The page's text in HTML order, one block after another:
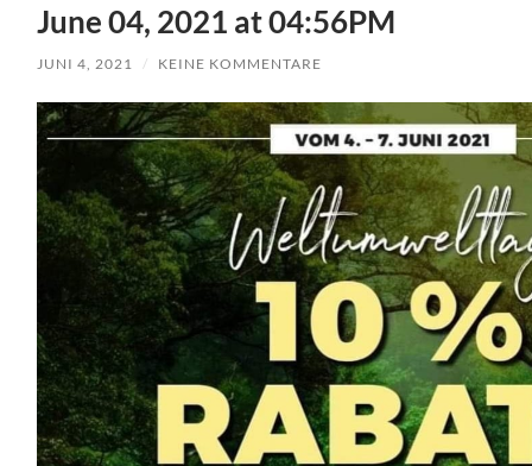
June 04, 2021 at 04:56PM
JUNI 4, 2021 / KEINE KOMMENTARE